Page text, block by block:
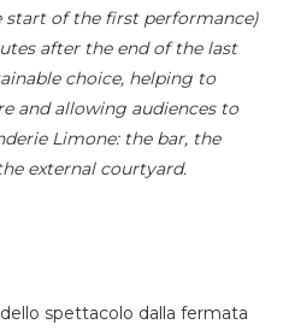
of the first performance)
after the end of the last
choice, helping to
and allowing audiences to
Limone: the bar, the
external courtyard.
spettacolo dalla fermata